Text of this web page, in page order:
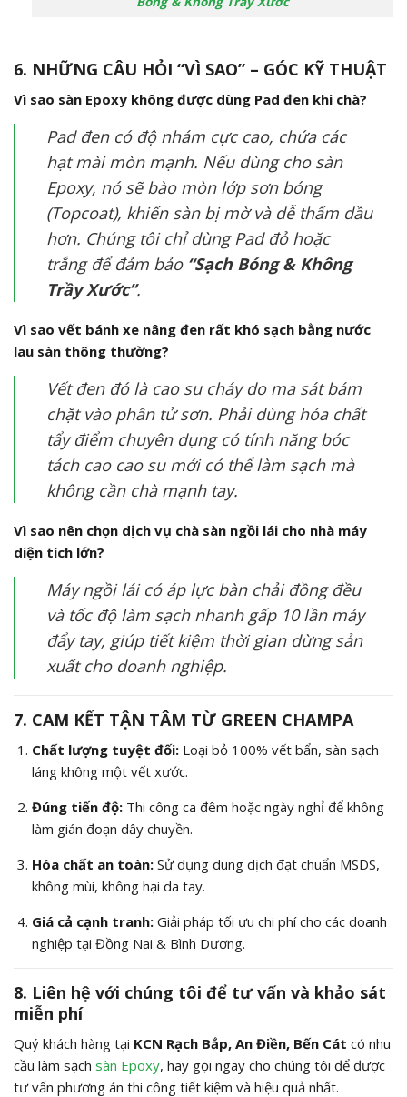
6. NHỮNG CÂU HỎI “VÌ SAO” – GÓC KỸ THUẬT
Vì sao sàn Epoxy không được dùng Pad đen khi chà?
Pad đen có độ nhám cực cao, chứa các
hạt mài mòn mạnh. Nếu dùng cho sàn
Epoxy, nó sẽ bào mòn lớp sơn bóng
(Topcoat), khiến sàn bị mờ và dễ thấm dầu
hơn. Chúng tôi chỉ dùng Pad đỏ hoặc
trắng để đảm bảo “Sạch Bóng & Không
Trầy Xước”.
Vì sao vết bánh xe nâng đen rất khó sạch bằng nước
lau sàn thông thường?
Vết đen đó là cao su cháy do ma sát bám
chặt vào phân tử sơn. Phải dùng hóa chất
tẩy điểm chuyên dụng có tính năng bóc
tách cao cao su mới có thể làm sạch mà
không cần chà mạnh tay.
Vì sao nên chọn dịch vụ chà sàn ngồi lái cho nhà máy
diện tích lớn?
Máy ngồi lái có áp lực bàn chải đồng đều
và tốc độ làm sạch nhanh gấp 10 lần máy
đẩy tay, giúp tiết kiệm thời gian dừng sản
xuất cho doanh nghiệp.
7. CAM KẾT TẬN TÂM TỪ GREEN CHAMPA
Chất lượng tuyệt đối:Loại bỏ 100% vết bẩn, sàn sạch
láng không một vết xước.
Đúng tiến độ:Thi công ca đêm hoặc ngày nghỉ để không
làm gián đoạn dây chuyền.
Hóa chất an toàn:Sử dụng dung dịch đạt chuẩn MSDS,
không mùi, không hại da tay.
Giá cả cạnh tranh:Giải pháp tối ưu chi phí cho các doanh
nghiệp tại Đồng Nai & Bình Dương.
8. Liên hệ với chúng tôi để tư vấn và khảo sát
miễn phí
Quý khách hàng tại KCN Rạch Bắp, An Điền, Bến Cát có nhu
cầu làm sạch sàn Epoxy, hãy gọi ngay cho chúng tôi để được
tư vấn phương án thi công tiết kiệm và hiệu quả nhất.